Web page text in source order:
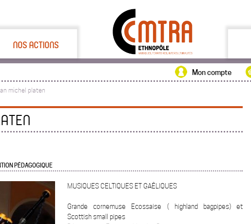
NOS ACTIONS
Mon compte
michel platen
PÉDAGOGIQUE
MUSIQUES CELTIQUES ET GAÊLIQUES
Grande cornemuse Ecossaise ( highland bagpipes) et
Scottish small pipes